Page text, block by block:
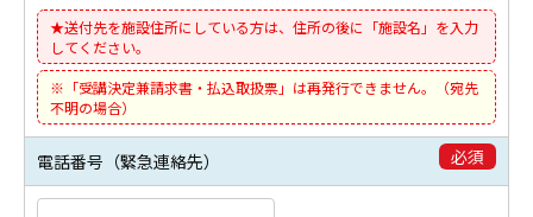
★送付先を施設住所にしている方は、住所の後に「施設名」を入力
してください。
※「受講決定兼請求書・払込取扱票」は再発行できません。（宛先
不明の場合）
電話番号（緊急連絡先） 必須